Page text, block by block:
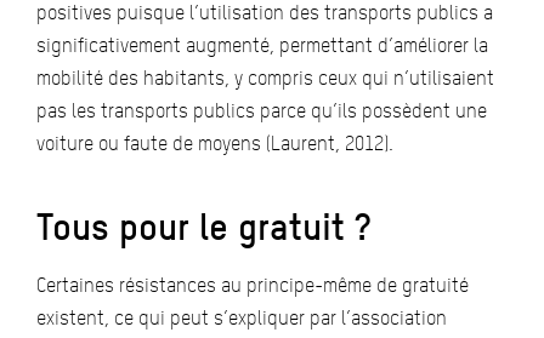
positives puisque l’utilisation des transports publics a
significativement augmenté, permettant d’améliorer la
mobilité des habitants, y compris ceux qui n’utilisaient
pas les transports publics parce qu’ils possèdent une
voiture ou faute de moyens (Laurent, 2012).
Tous pour le gratuit ?
Certaines résistances au principe-même de gratuité
existent, ce qui peut s’expliquer par l’association